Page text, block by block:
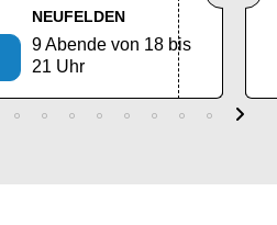
NEUFELDEN
9 Abende von 18 bis
21 Uhr